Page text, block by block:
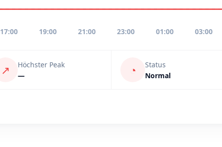
17:00 19:00 21:00 23:00 01:00 03:00
↗
Höchster Peak
—
◔
Status
Normal